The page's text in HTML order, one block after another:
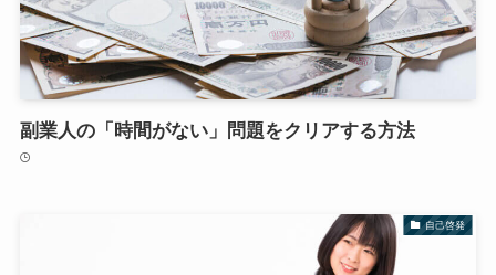
副業人の「時間がない」問題をクリアする方法
自己啓発